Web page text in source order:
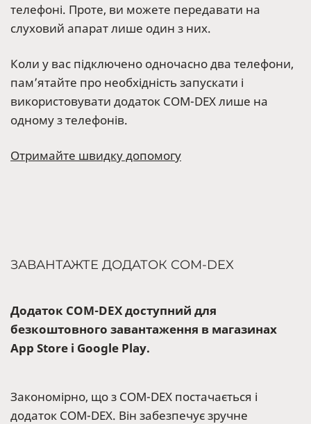
телефоні. Проте, ви можете передавати на
слуховий апарат лише один з них.
Коли у вас підключено одночасно два телефони,
пам’ятайте про необхідність запускати і
використовувати додаток COM-DEX лише на
одному з телефонів.
Отримайте швидку допомогу
ЗАВАНТАЖТЕ ДОДАТОК COM-DEX
Додаток COM-DEX доступний для
безкоштовного завантаження в магазинах
App Store і Google Play.
Закономірно, що з COM-DEX постачається і
додаток COM-DEX. Він забезпечує зручне